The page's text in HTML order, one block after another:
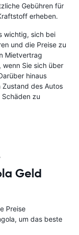
Gebühren für
erheben.
wichtig, sich bei
und die Preise zu
Mietvertrag
Sie sich über
hinaus
des Autos
zu
Geld
Preise
um das beste